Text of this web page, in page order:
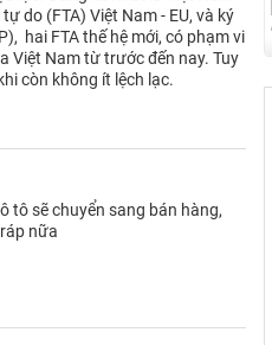
do (FTA) Việt Nam - EU, và ký
hai FTA thế hệ mới, có phạm vi
Việt Nam từ trước đến nay. Tuy
còn không ít lệch lạc.
tô sẽ chuyển sang bán hàng,
nữa